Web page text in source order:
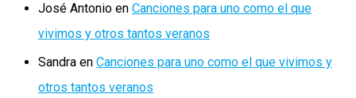
José Antonio en Canciones para uno como el que
vivimos y otros tantos veranos
Sandra en Canciones para uno como el que vivimos y
otros tantos veranos